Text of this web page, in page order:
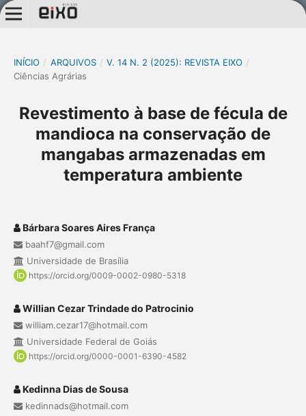
INÍCIO / ARQUIVOS / V. 14 N. 2 (2025): REVISTA EIXO /
Ciências Agrárias
Revestimento à base de fécula de
mandioca na conservação de
mangabas armazenadas em
temperatura ambiente
Bárbara Soares Aires França
baahf7@gmail.com
Universidade de Brasília
https://orcid.org/0009-0002-0980-5318
Willian Cezar Trindade do Patrocinio
william.cezar17@hotmail.com
Universidade Federal de Goiás
https://orcid.org/0000-0001-6390-4582
Kedinna Dias de Sousa
kedinnads@hotmail.com